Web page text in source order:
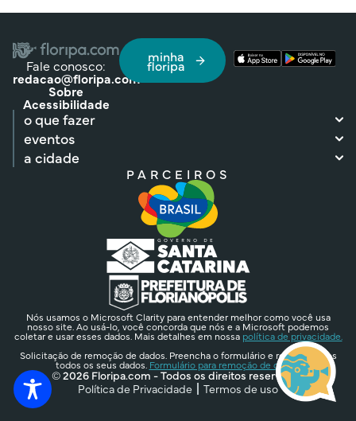
Fale conosco:
redacao@floripa.com
Sobre
Acessibilidade
minha
floripa
o que fazer
eventos
a cidade
PARCEIROS
Nós usamos o Microsoft Clarity para entender melhor como você usa
nosso site. Ao usá-lo, você concorda que nós e a Microsoft podemos
coletar e usar esses dados. Mais detalhes em nossa política de privacidade.
Solicitação de remoção de dados. Preencha o formulário e removeremos
todos os seus dados. Formulário para remoção de dados.
© 2026 Floripa.com - Todos os direitos reservados
Política de Privacidade
Termos de uso